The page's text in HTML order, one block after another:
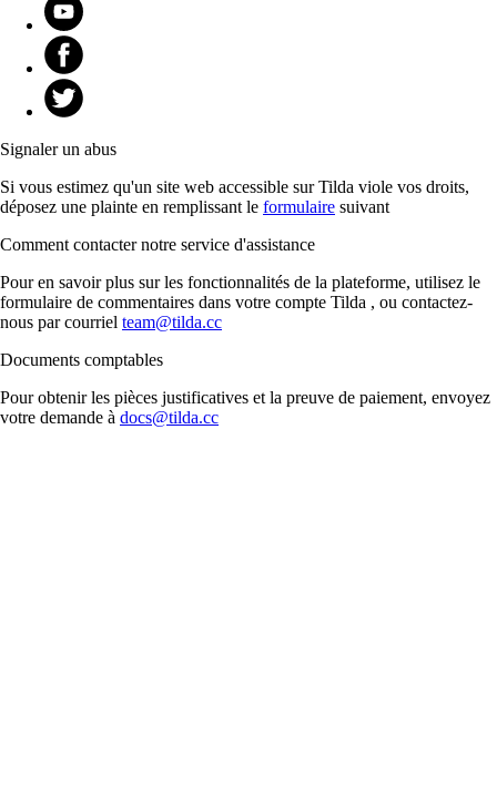
Signaler un abus
Si vous estimez qu'un site web accessible sur Tilda viole vos droits,
déposez une plainte en remplissant le formulaire suivant
Comment contacter notre service d'assistance
Pour en savoir plus sur les fonctionnalités de la plateforme, utilisez le
formulaire de commentaires dans votre compte Tilda , ou contactez-
nous par courriel team@tilda.cc
Documents comptables
Pour obtenir les pièces justificatives et la preuve de paiement, envoyez
votre demande à docs@tilda.cc